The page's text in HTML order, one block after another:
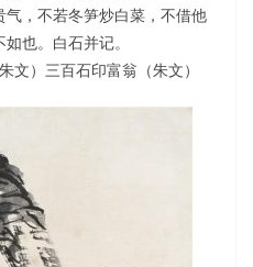
，不若冬笋炒白菜，不借他
也。白石并记。
文）三百石印富翁（朱文）